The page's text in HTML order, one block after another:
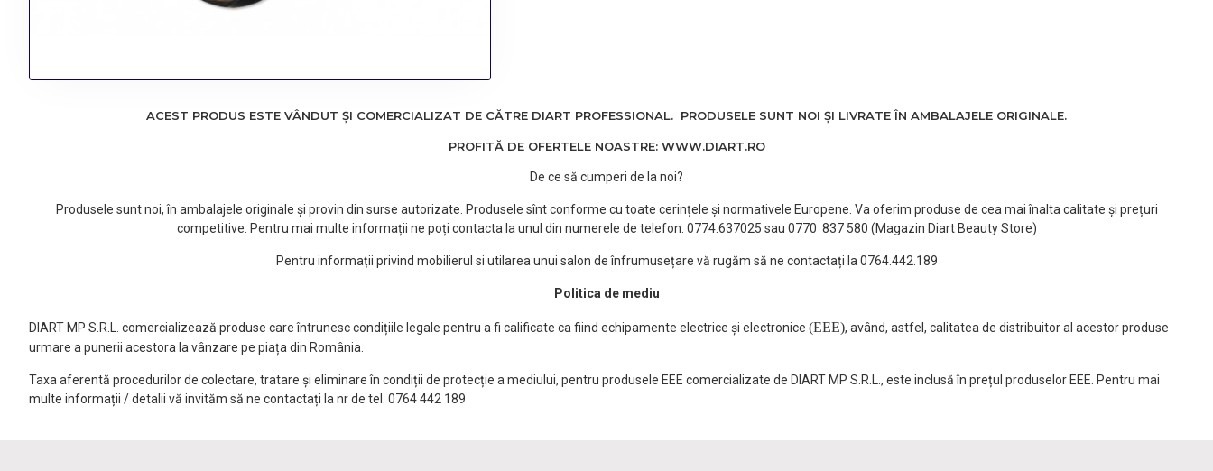
ACEST PRODUS ESTE VÂNDUT ȘI COMERCIALIZAT DE CĂTRE DIART PROFESSIONAL. PRODUSELE SUNT NOI ȘI LIVRATE ÎN AMBALAJELE ORIGINALE.
PROFITĂ DE OFERTELE NOASTRE: WWW.DIART.RO
De ce să cumperi de la noi?
Produsele sunt noi, în ambalajele originale și provin din surse autorizate. Produsele sînt conforme cu toate cerințele și normativele Europene. Va oferim produse de cea mai înalta calitate și prețuri
competitive. Pentru mai multe informații ne poți contacta la unul din numerele de telefon: 0774.637025 sau 0770 837 580 (Magazin Diart Beauty Store)
Pentru informații privind mobilierul si utilarea unui salon de înfrumusețare vă rugăm să ne contactați la 0764.442.189
Politica de mediu
DIART MP S.R.L. comercializează produse care întrunesc condițiile legale pentru a fi calificate ca fiind echipamente electrice și electronice (EEE), având, astfel, calitatea de distribuitor al acestor produse
urmare a punerii acestora la vânzare pe piața din România.
Taxa aferentă procedurilor de colectare, tratare și eliminare în condiții de protecție a mediului, pentru produsele EEE comercializate de DIART MP S.R.L., este inclusă în prețul produselor EEE. Pentru mai
multe informații / detalii vă invităm să ne contactați la nr de tel. 0764 442 189